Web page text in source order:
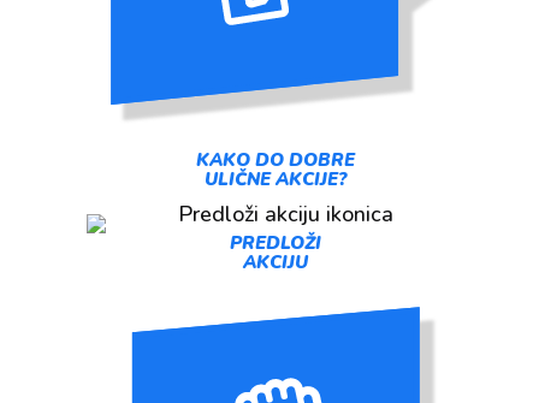
KAKO DO DOBRE
ULIČNE AKCIJE?
PREDLOŽI
AKCIJU